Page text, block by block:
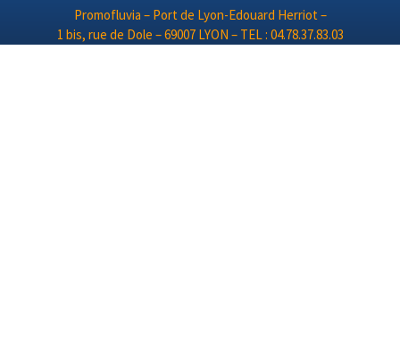
Promofluvia – Port de Lyon-Edouard Herriot –
1 bis, rue de Dole – 69007 LYON – TEL : 04.78.37.83.03